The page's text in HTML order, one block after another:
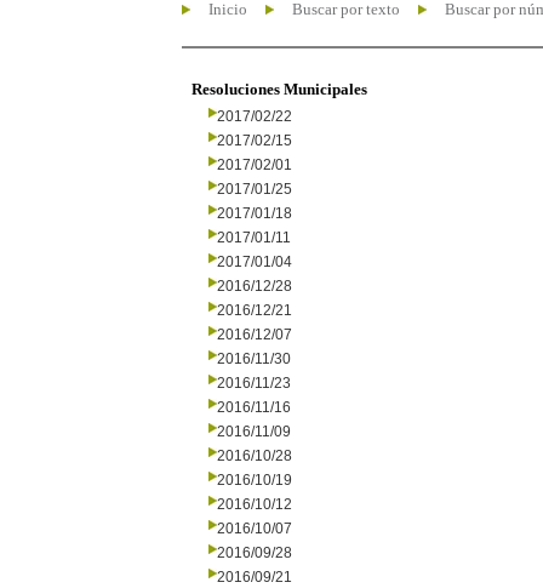
Inicio Buscar por texto Buscar por
Resoluciones Municipales
2017/02/22
2017/02/15
2017/02/01
2017/01/25
2017/01/18
2017/01/11
2017/01/04
2016/12/28
2016/12/21
2016/12/07
2016/11/30
2016/11/23
2016/11/16
2016/11/09
2016/10/28
2016/10/19
2016/10/12
2016/10/07
2016/09/28
2016/09/21